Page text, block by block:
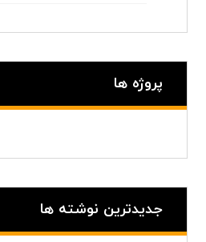
پروژه ها
جدیدترین نوشته ها